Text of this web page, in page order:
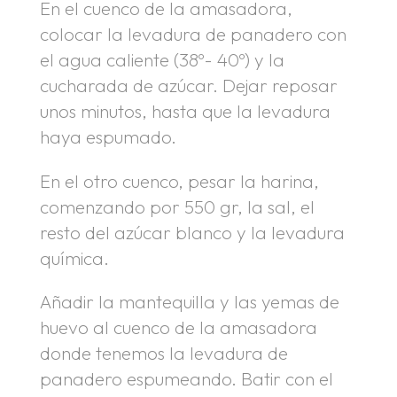
En el cuenco de la amasadora,
colocar la levadura de panadero con
el agua caliente (38º- 40º) y la
cucharada de azúcar. Dejar reposar
unos minutos, hasta que la levadura
haya espumado.
En el otro cuenco, pesar la harina,
comenzando por 550 gr, la sal, el
resto del azúcar blanco y la levadura
química.
Añadir la mantequilla y las yemas de
huevo al cuenco de la amasadora
donde tenemos la levadura de
panadero espumeando. Batir con el